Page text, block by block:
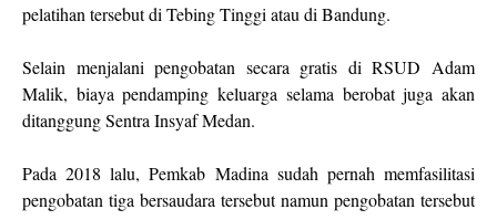
pelatihan tersebut di Tebing Tinggi atau di Bandung.
Selain menjalani pengobatan secara gratis di RSUD Adam
Malik, biaya pendamping keluarga selama berobat juga akan
ditanggung Sentra Insyaf Medan.
Pada 2018 lalu, Pemkab Madina sudah pernah memfasilitasi
pengobatan tiga bersaudara tersebut namun pengobatan tersebut